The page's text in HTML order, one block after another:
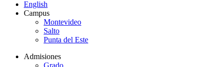
English
Campus
Montevideo
Salto
Punta del Este
Admisiones
Grado